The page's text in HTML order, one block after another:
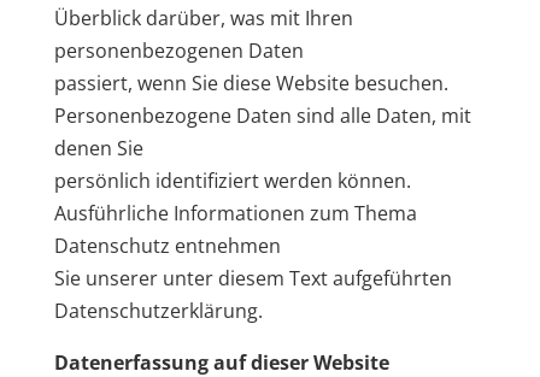
Überblick darüber, was mit Ihren
personenbezogenen Daten
passiert, wenn Sie diese Website besuchen.
Personenbezogene Daten sind alle Daten, mit
denen Sie
persönlich identifiziert werden können.
Ausführliche Informationen zum Thema
Datenschutz entnehmen
Sie unserer unter diesem Text aufgeführten
Datenschutzerklärung.
Datenerfassung auf dieser Website